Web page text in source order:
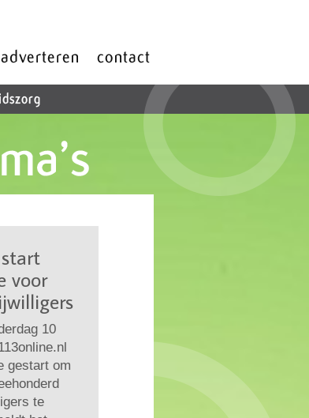
voor
10
gestart om
te